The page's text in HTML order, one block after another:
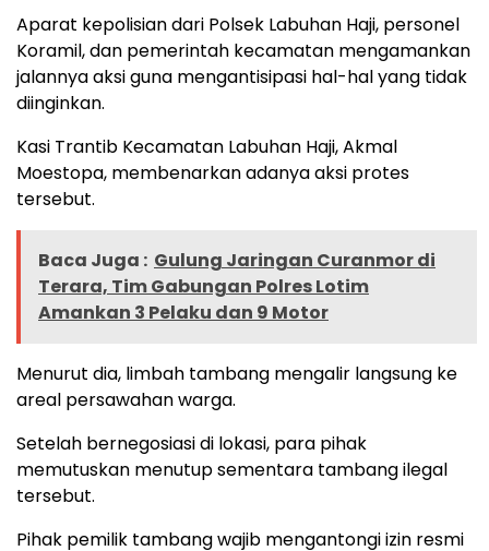
Aparat kepolisian dari Polsek Labuhan Haji, personel
Koramil, dan pemerintah kecamatan mengamankan
jalannya aksi guna mengantisipasi hal-hal yang tidak
diinginkan.
Kasi Trantib Kecamatan Labuhan Haji, Akmal
Moestopa, membenarkan adanya aksi protes
tersebut.
Baca Juga : Gulung Jaringan Curanmor di
Terara, Tim Gabungan Polres Lotim
Amankan 3 Pelaku dan 9 Motor
Menurut dia, limbah tambang mengalir langsung ke
areal persawahan warga.
Setelah bernegosiasi di lokasi, para pihak
memutuskan menutup sementara tambang ilegal
tersebut.
Pihak pemilik tambang wajib mengantongi izin resmi